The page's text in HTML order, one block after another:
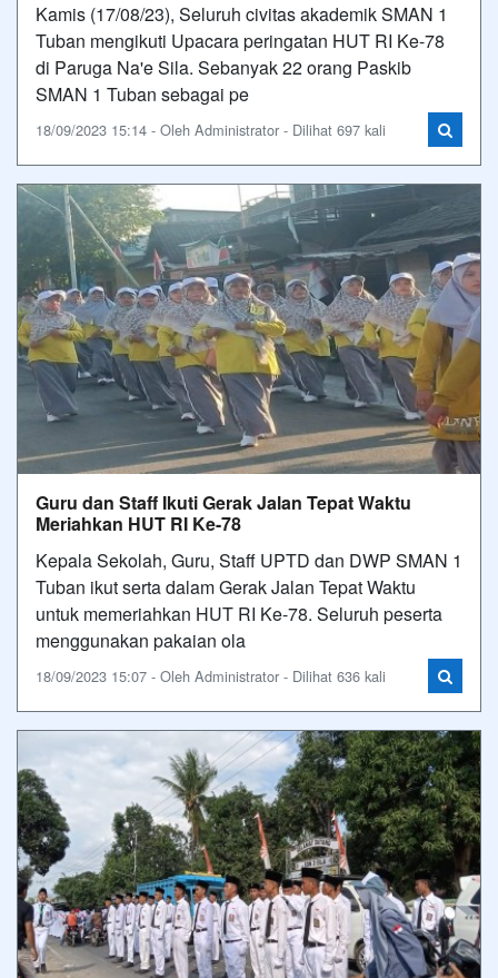
Kamis (17/08/23), Seluruh civitas akademik SMAN 1
Tuban mengikuti Upacara peringatan HUT RI Ke-78
di Paruga Na'e Sila. Sebanyak 22 orang Paskib
SMAN 1 Tuban sebagai pe
18/09/2023 15:14 - Oleh Administrator - Dilihat 697 kali
Guru dan Staff Ikuti Gerak Jalan Tepat Waktu
Meriahkan HUT RI Ke-78
Kepala Sekolah, Guru, Staff UPTD dan DWP SMAN 1
Tuban ikut serta dalam Gerak Jalan Tepat Waktu
untuk memeriahkan HUT RI Ke-78. Seluruh peserta
menggunakan pakaian ola
18/09/2023 15:07 - Oleh Administrator - Dilihat 636 kali